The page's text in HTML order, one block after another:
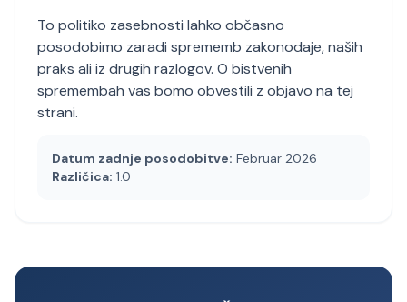
To politiko zasebnosti lahko občasno
posodobimo zaradi sprememb zakonodaje, naših
praks ali iz drugih razlogov. O bistvenih
spremembah vas bomo obvestili z objavo na tej
strani.
Datum zadnje posodobitve: Februar 2026
Različica: 1.0